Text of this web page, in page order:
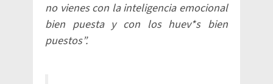
no vienes con la inteligencia emocional
bien puesta y con los huev*s bien
puestos”.